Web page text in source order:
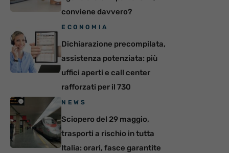
conviene davvero?
ECONOMIA
Dichiarazione precompilata,
assistenza potenziata: più
uffici aperti e call center
rafforzati per il 730
NEWS
Sciopero del 29 maggio,
trasporti a rischio in tutta
Italia: orari, fasce garantite